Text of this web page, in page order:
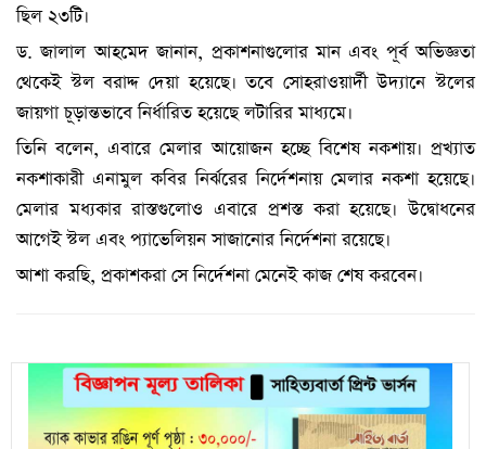
ছিল ২৩টি।
ড. জালাল আহমেদ জানান, প্রকাশনাগুলোর মান এবং পূর্ব অভিজ্ঞতা
থেকেই স্টল বরাদ্দ দেয়া হয়েছে। তবে সোহরাওয়ার্দী উদ্যানে স্টলের
জায়গা চূড়ান্তভাবে নির্ধারিত হয়েছে লটারির মাধ্যমে।
তিনি বলেন, এবারে মেলার আয়োজন হচ্ছে বিশেষ নকশায়। প্রখ্যাত
নকশাকারী এনামুল কবির নির্ঝরের নির্দেশনায় মেলার নকশা হয়েছে।
মেলার মধ্যকার রাস্তগুলোও এবারে প্রশস্ত করা হয়েছে। উদ্বোধনের
আগেই স্টল এবং প্যাভেলিয়ন সাজানোর নির্দেশনা রয়েছে।
আশা করছি, প্রকাশকরা সে নির্দেশনা মেনেই কাজ শেষ করবেন।